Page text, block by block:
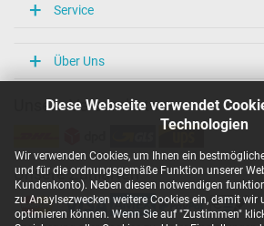
Diese Webseite verwendet
Technologien
Wir verwenden Cookies, um Ihnen ein
und für die ordnungsgemäße Funktion unserer
Kundenkonto). Neben diesen notwendigen
zu Anaylsezwecken weitere Cookies ein, damit wir
optimieren können. Wenn Sie auf "Zustimmen"
Service
Über Uns
Unsere Versandarten
Unsere Zahlarten